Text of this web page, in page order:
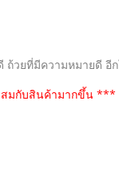
ถ้วยที่มีความหมายดี อี
สมกับสินค้ามากขึ้น ***